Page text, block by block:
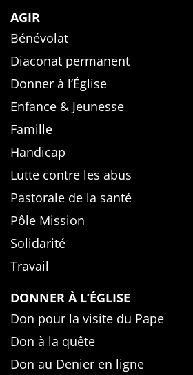
AGIR
Bénévolat
Diaconat permanent
Donner à l’Église
Enfance & Jeunesse
Famille
Handicap
Lutte contre les abus
Pastorale de la santé
Pôle Mission
Solidarité
Travail
DONNER À L’ÉGLISE
Don pour la visite du Pape
Don à la quête
Don au Denier en ligne